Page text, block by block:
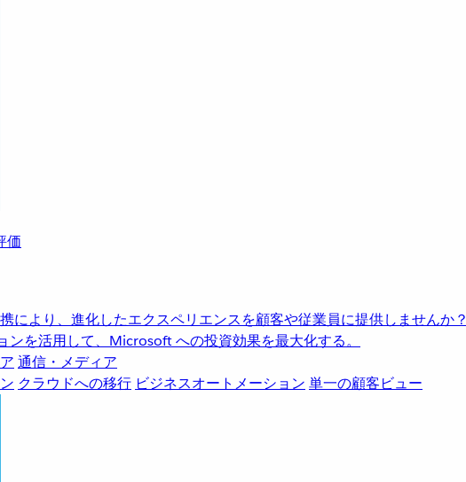
価
により、進化したエクスペリエンスを顧客や従業員に提供しませんか？
ンを活用して、Microsoft への投資効果を最大化する。
通信・メディア
クラウドへの移行 ビジネスオートメーション 単一の顧客ビュー